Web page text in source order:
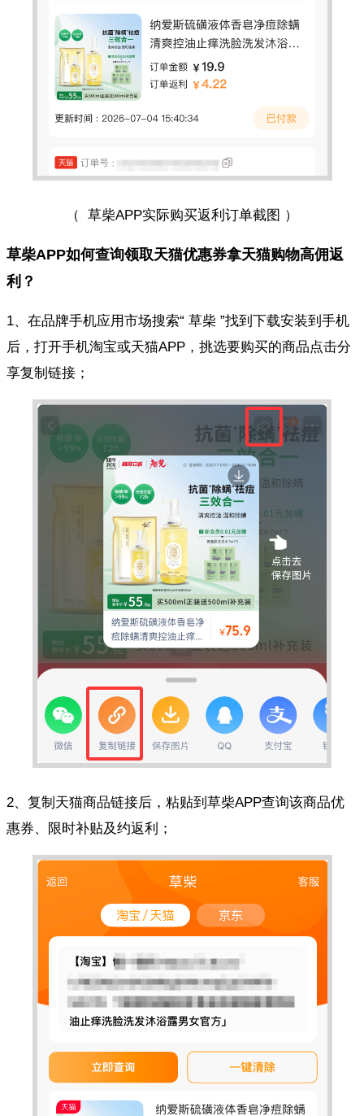
（ 草柴APP实际购买返利订单截图 ）
草柴APP如何查询领取天猫优惠券拿天猫购物高佣返
利？
1、在品牌手机应用市场搜索“ 草柴 ”找到下载安装到手机
后，打开手机淘宝或天猫APP，挑选要购买的商品点击分
享复制链接；
2、复制天猫商品链接后，粘贴到草柴APP查询该商品优
惠券、限时补贴及约返利；